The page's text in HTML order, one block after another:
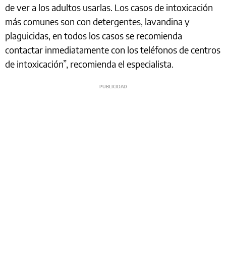
de ver a los adultos usarlas. Los casos de intoxicación
más comunes son con detergentes, lavandina y
plaguicidas, en todos los casos se recomienda
contactar inmediatamente con los teléfonos de centros
de intoxicación”, recomienda el especialista.